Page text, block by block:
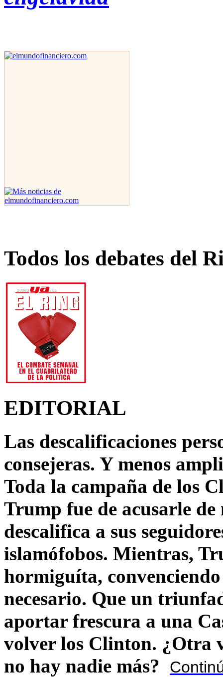
Todos los debates del
EDITORIAL
Las descalificaciones
consejeras. Y menos
Toda la campaña de los
Trump fue de acusarle
descalifica a sus
islamófobos. Mientras,
hormiguíta,
necesario. Que un
aportar frescura a una
volver los Clinton. ¿Otra
no hay nadie más?